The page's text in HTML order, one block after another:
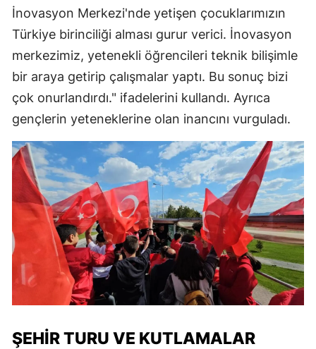
İnovasyon Merkezi'nde yetişen çocuklarımızın
Türkiye birinciliği alması gurur verici. İnovasyon
merkezimiz, yetenekli öğrencileri teknik bilişimle
bir araya getirip çalışmalar yaptı. Bu sonuç bizi
çok onurlandırdı." ifadelerini kullandı. Ayrıca
gençlerin yeteneklerine olan inancını vurguladı.
ŞEHIR TURU VE KUTLAMALAR